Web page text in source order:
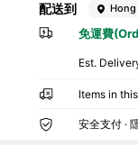
配送到
免運費
​Est.
Items in
安全支付 ·